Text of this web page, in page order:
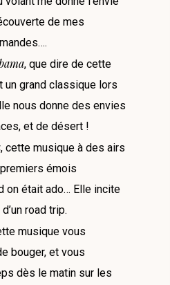
de mes
, que dire de cette
un grand classique lors
nous donne des envies
et de désert !
, cette musique à des airs
émois
on était ado… Elle incite
road trip.
musique vous
bouger, et vous
dès le matin sur les